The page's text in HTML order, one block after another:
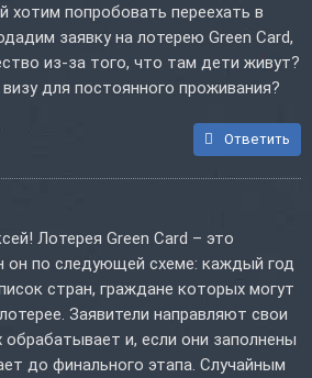
попробовать переехать в
заявку на лотерею Green Card,
из-за того, что там дети живут?
для постоянного проживания?
Ответить
Лотерея Green Card – это
он по следующей схеме: каждый год
стран, граждане которых могут
Заявители направляют свои
обрабатывает и, если они заполнены
до финального этапа. Случайным